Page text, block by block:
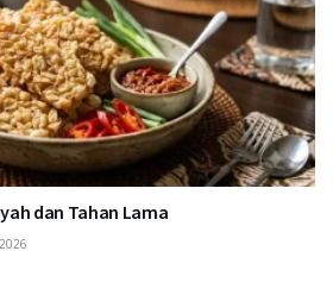
dan Tahan Lama